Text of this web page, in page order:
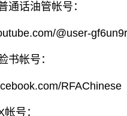
通话油管帐号：
@user-
书帐号：
RFAChinese
号：